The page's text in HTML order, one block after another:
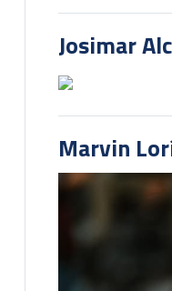
Josimar
Marvin